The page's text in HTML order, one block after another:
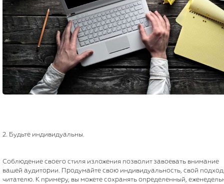
2. Будьте индивидуальны.
Соблюдение своего стиля изложения позволит завоевать внимание
вашей аудитории. Продумайте свою индивидуальность, свой подход
читателю. К примеру, вы можете сохранять определенный,